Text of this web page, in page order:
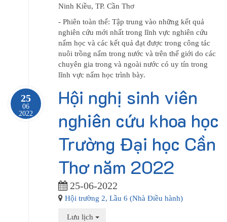
Ninh Kiều, TP. Cần Thơ
- Phiên toàn thể: Tập trung vào những kết quả
nghiên cứu mới nhất trong lĩnh vực nghiên cứu
nấm học và các kết quả đạt được trong công tác
nuôi trồng nấm trong nước và trên thế giới do các
chuyên gia trong và ngoài nước có uy tín trong
lĩnh vực nấm học trình bày.
25
06
2022
Hội nghị sinh viên
nghiên cứu khoa học
Trường Đại học Cần
Thơ năm 2022
25-06-2022
Hội trường 2, Lầu 6 (Nhà Điều hành)
Lưu lịch